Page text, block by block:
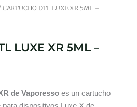
CARTUCHO DTL LUXE XR 5ML –
LUXE XR 5ML –
de Vaporesso es un cartucho